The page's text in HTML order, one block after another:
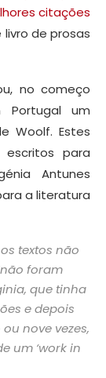
citações
de prosas
no começo
um
Woolf. Estes
escritos para
Antunes
a literatura
textos não
foram
que tinha
e depois
nove vezes,
um ‘work in